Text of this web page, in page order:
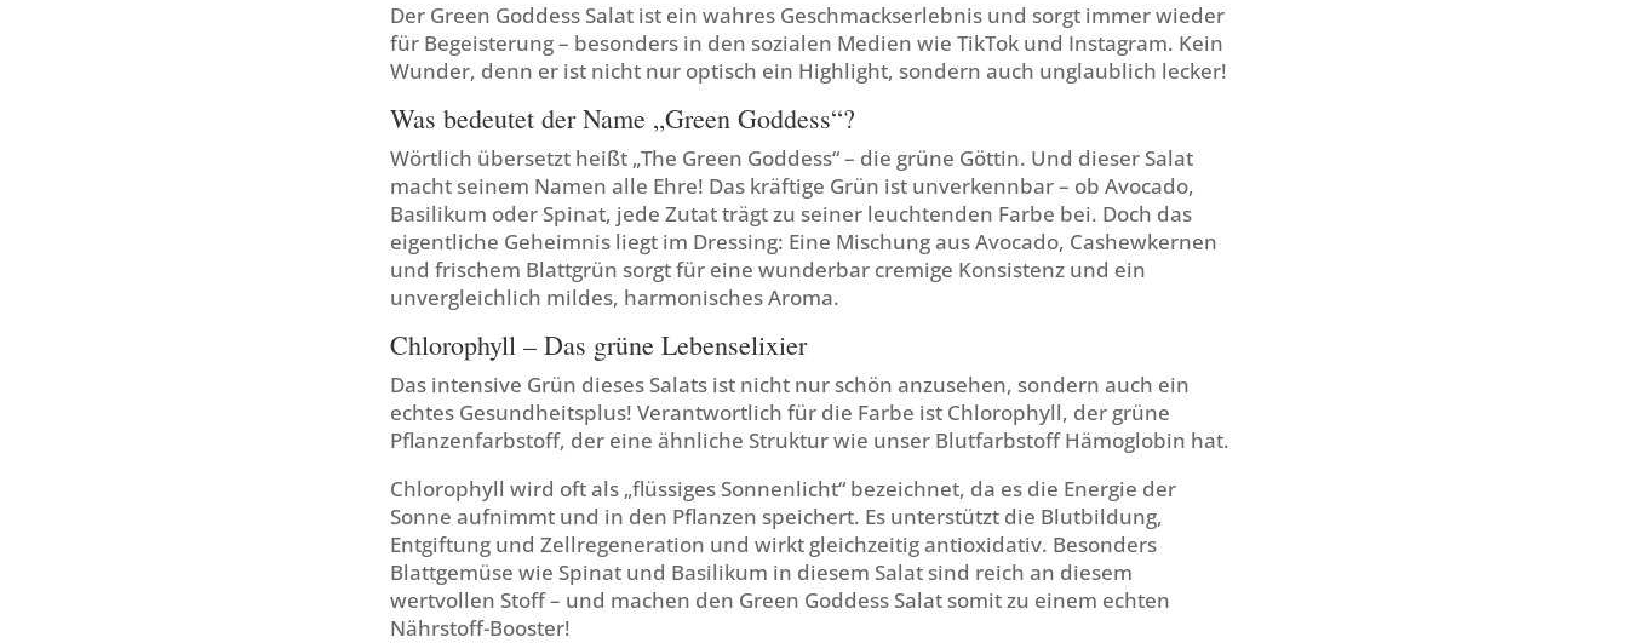
Der Green Goddess Salat ist ein wahres Geschmackserlebnis und sorgt immer wieder
für Begeisterung – besonders in den sozialen Medien wie TikTok und Instagram. Kein
Wunder, denn er ist nicht nur optisch ein Highlight, sondern auch unglaublich lecker!
Was bedeutet der Name „Green Goddess“?
Wörtlich übersetzt heißt „The Green Goddess“ – die grüne Göttin. Und dieser Salat
macht seinem Namen alle Ehre! Das kräftige Grün ist unverkennbar – ob Avocado,
Basilikum oder Spinat, jede Zutat trägt zu seiner leuchtenden Farbe bei. Doch das
eigentliche Geheimnis liegt im Dressing: Eine Mischung aus Avocado, Cashewkernen
und frischem Blattgrün sorgt für eine wunderbar cremige Konsistenz und ein
unvergleichlich mildes, harmonisches Aroma.
Chlorophyll – Das grüne Lebenselixier
Das intensive Grün dieses Salats ist nicht nur schön anzusehen, sondern auch ein
echtes Gesundheitsplus! Verantwortlich für die Farbe ist Chlorophyll, der grüne
Pflanzenfarbstoff, der eine ähnliche Struktur wie unser Blutfarbstoff Hämoglobin hat.
Chlorophyll wird oft als „flüssiges Sonnenlicht“ bezeichnet, da es die Energie der
Sonne aufnimmt und in den Pflanzen speichert. Es unterstützt die Blutbildung,
Entgiftung und Zellregeneration und wirkt gleichzeitig antioxidativ. Besonders
Blattgemüse wie Spinat und Basilikum in diesem Salat sind reich an diesem
wertvollen Stoff – und machen den Green Goddess Salat somit zu einem echten
Nährstoff-Booster!